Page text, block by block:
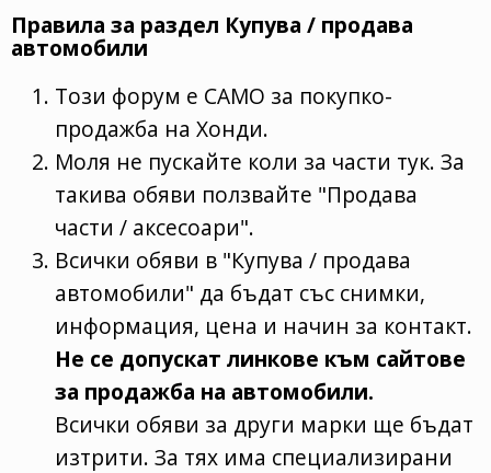
Правила за раздел Купува / продава
автомобили
Този форум е САМО за покупко-
продажба на Хонди.
Моля не пускайте коли за части тук. За
такива обяви ползвайте "Продава
части / аксесоари".
Всички обяви в "Купува / продава
автомобили" да бъдат със снимки,
информация, цена и начин за контакт.
Не се допускат линкове към сайтове
за продажба на автомобили.
Всички обяви за други марки ще бъдат
изтрити. За тях има специализирани